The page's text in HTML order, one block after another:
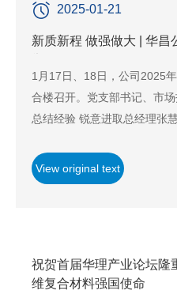
2025-01-21
新质新程 做强做大 | 华
1月17日、18日，公司2025
合楼召开。党支部书记、市
总结经验 锐意进取总经理张
业收入6.89亿元，MFE环氧
···
View original text
祝贺首届华理产业论坛隆
维复合材料强国使命